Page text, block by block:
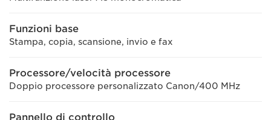
Funzioni base
Stampa, copia, scansione, invio e fax
Processore/velocità processore
Doppio processore personalizzato Canon/400 MHz
Pannello di controllo